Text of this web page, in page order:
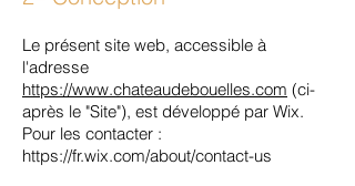
Le présent site web, accessible à
l'adresse
https://www.chateaudebouelles.com (ci-
après le "Site"), est développé par Wix.
Pour les contacter :
https://fr.wix.com/about/contact-us